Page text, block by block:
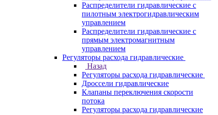
Распределители гидравлические с
пилотным электрогидравлическим
управлением
Распределители гидравлические с
прямым электромагнитным
управлением
Регуляторы расхода гидравлические
Назад
Регуляторы расхода гидравлические
Дроссели гидравлические
Клапаны переключения скорости
потока
Регуляторы расхода гидравлические